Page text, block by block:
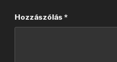
Hozzászólás *